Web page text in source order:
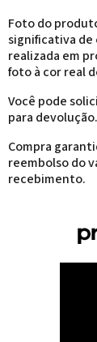
Foto do
significativa de
realizada em
foto à cor real
Você pode
para devolução.
Compra
reembolso do
recebimento.